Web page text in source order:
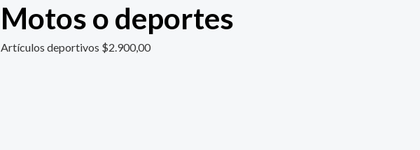
Motos o deportes
Artículos deportivos $2.900,00